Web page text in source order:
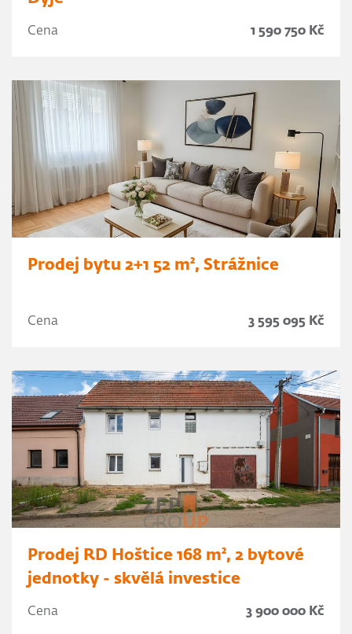
Cena 1 590 750 Kč
Prodej bytu 2+1 52 m², Strážnice
Cena 3 595 095 Kč
Prodej RD Hoštice 168 m², 2 bytové
jednotky - skvělá investice
Cena 3 900 000 Kč